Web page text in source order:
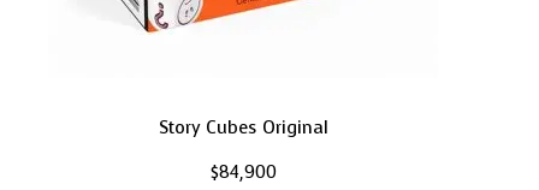
Story Cubes Original
$84,900